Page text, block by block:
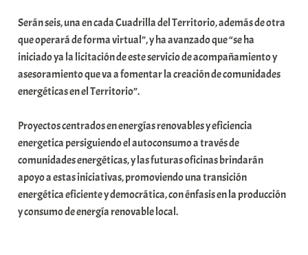
i
o
x
a
K
m
u
n
i
t
a
Serán seis, una en cada Cuadrilla del Territorio, además de otra
que operará de forma virtual”, y ha avanzado que “se ha
iniciado ya la licitación de este servicio de acompañamiento y
asesoramiento que va a fomentar la creación de comunidades
energéticas en el Territorio”.
Proyectos centrados en energías renovables y eficiencia
energetica persiguiendo el autoconsumo a través de
comunidades energéticas, y las futuras oficinas brindarán
apoyo a estas iniciativas, promoviendo una transición
energética eficiente y democrática, con énfasis en la producción
y consumo de energía renovable local.